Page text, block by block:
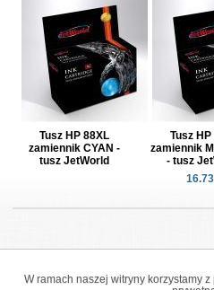
Tusz HP 88XL
zamiennik CYAN -
tusz JetWorld
Tusz HP
zamiennik
- tusz
16.73
W ramach naszej witryny korzystamy